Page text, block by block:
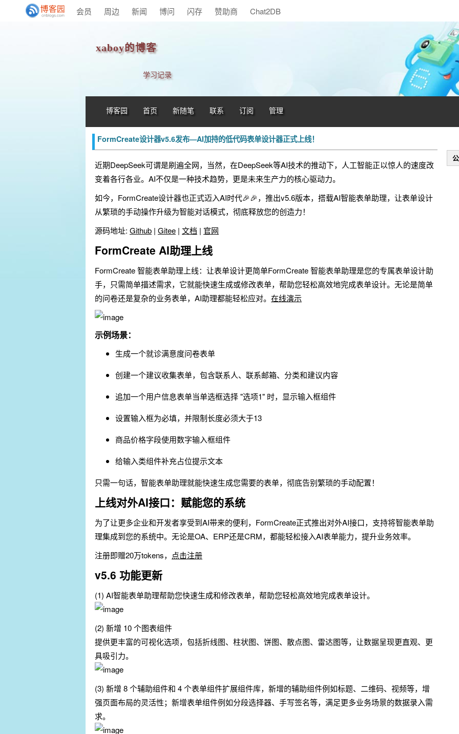
会员 周边 新闻 博问 闪存 赞助商 Chat2DB
xaboy的博客
学习记录
博客园 首页 新随笔 联系 订阅 管理
FormCreate设计器v5.6发布—AI加持的低代码表单设计器正式上线！
近期DeepSeek可谓是刷遍全网，当然，在DeepSeek等AI技术的推动下，人工智能正以惊人的速度改
变着各行各业。AI不仅是一种技术趋势，更是未来生产力的核心驱动力。
如今，FormCreate设计器也正式迈入AI时代🎉🎉，推出v5.6版本，搭载AI智能表单助理，让表单设计
从繁琐的手动操作升级为智能对话模式，彻底释放您的创造力！
源码地址: Github | Gitee | 文档 | 官网
FormCreate AI助理上线
FormCreate 智能表单助理上线：让表单设计更简单FormCreate 智能表单助理是您的专属表单设计助
手，只需简单描述需求，它就能快速生成或修改表单，帮助您轻松高效地完成表单设计。无论是简单
的问卷还是复杂的业务表单，AI助理都能轻松应对。 在线演示
示例场景：
生成一个就诊满意度问卷表单
创建一个建议收集表单，包含联系人、联系邮箱、分类和建议内容
追加一个用户信息表单当单选框选择 "选项1" 时，显示输入框组件
设置输入框为必填，并限制长度必须大于13
商品价格字段使用数字输入框组件
给输入类组件补充占位提示文本
只需一句话，智能表单助理就能快速生成您需要的表单，彻底告别繁琐的手动配置！
上线对外AI接口：赋能您的系统
为了让更多企业和开发者享受到AI带来的便利，FormCreate正式推出对外AI接口，支持将智能表单助
理集成到您的系统中。无论是OA、ERP还是CRM，都能轻松接入AI表单能力，提升业务效率。
注册即赠20万tokens， 点击注册
v5.6 功能更新
(1) AI智能表单助理帮助您快速生成和修改表单，帮助您轻松高效地完成表单设计。
(2) 新增 10 个图表组件
提供更丰富的可视化选项，包括折线图、柱状图、饼图、散点图、雷达图等，让数据呈现更直观、更
具吸引力。
(3) 新增 8 个辅助组件和 4 个表单组件扩展组件库，新增的辅助组件例如标题、二维码、视频等，增
强页面布局的灵活性；新增表单组件例如分段选择器、手写签名等，满足更多业务场景的数据录入需
求。